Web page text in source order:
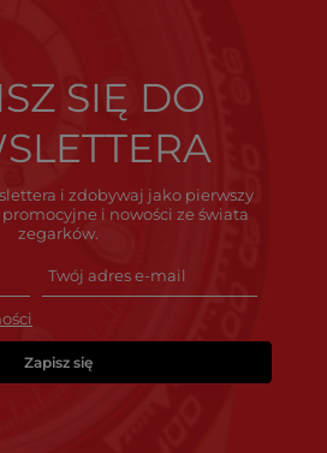
SIĘ DO
i zdobywaj jako pierwszy
i nowości ze świata
zegarków.
Zapisz się